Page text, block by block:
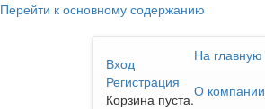
Перейти к основному содержанию
Вход
Регистрация
Корзина пуста.
На главную
О компании